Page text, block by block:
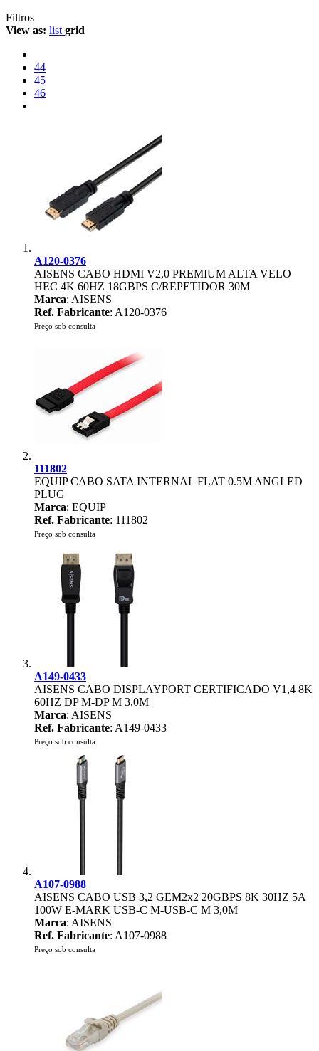
Filtros
View as: list grid
44
45
46
A120-0376
AISENS CABO HDMI V2,0 PREMIUM ALTA VELO
HEC 4K 60HZ 18GBPS C/REPETIDOR 30M
Marca: AISENS
Ref. Fabricante: A120-0376
Preço sob consulta
111802
EQUIP CABO SATA INTERNAL FLAT 0.5M ANGLED
PLUG
Marca: EQUIP
Ref. Fabricante: 111802
Preço sob consulta
A149-0433
AISENS CABO DISPLAYPORT CERTIFICADO V1,4 8K
60HZ DP M-DP M 3,0M
Marca: AISENS
Ref. Fabricante: A149-0433
Preço sob consulta
A107-0988
AISENS CABO USB 3,2 GEM2x2 20GBPS 8K 30HZ 5A
100W E-MARK USB-C M-USB-C M 3,0M
Marca: AISENS
Ref. Fabricante: A107-0988
Preço sob consulta